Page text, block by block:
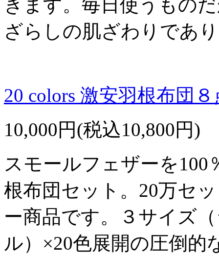
きます。毎日使うもの
ざらしの肌ざわりであ
20 colors 激安羽根布団
10,000円(税込10,800円)
スモールフェザーを
根布団セット。20万セ
ー商品です。３サイズ
ル）×20色展開の圧倒的